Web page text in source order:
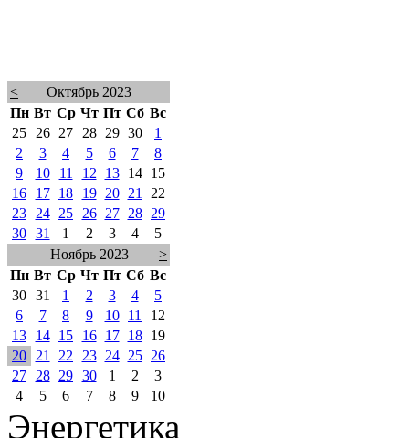
<
Октябрь 2023
Пн Вт Ср Чт Пт Сб Вс
25
26 27 28 29 30
1
2
3 4 5 6 7
8
9
10 11 12 13 14
15
16
17 18 19 20 21
22
23
24 25 26 27 28
29
30 31 1 2 3 4
5
Ноябрь 2023
>
Пн Вт Ср Чт Пт Сб Вс
30 31 1 2 3 4
5
6
7 8 9 10 11
12
13
14 15 16 17 18
19
20
21 22 23 24 25
26
27
28 29 30 1 2
3
4
5 6 7 8 9 10
Энергетика